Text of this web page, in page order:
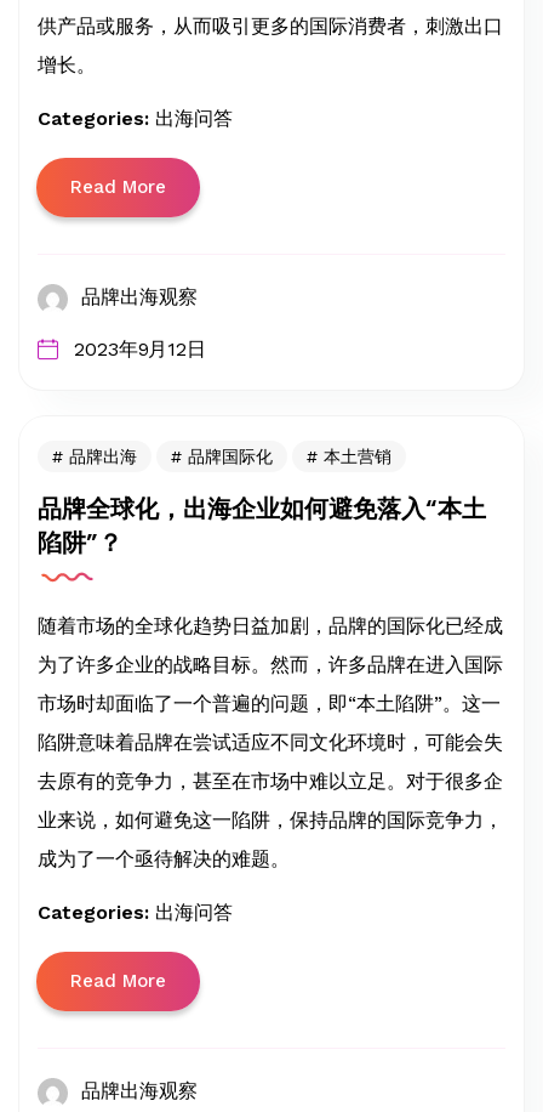
供产品或服务，从而吸引更多的国际消费者，刺激出口
增长。
Categories: 出海问答
Read More
品牌出海观察
2023年9月12日
品牌出海 品牌国际化 本土营销
品牌全球化，出海企业如何避免落入“本土
陷阱”？
随着市场的全球化趋势日益加剧，品牌的国际化已经成
为了许多企业的战略目标。然而，许多品牌在进入国际
市场时却面临了一个普遍的问题，即“本土陷阱”。这一
陷阱意味着品牌在尝试适应不同文化环境时，可能会失
去原有的竞争力，甚至在市场中难以立足。对于很多企
业来说，如何避免这一陷阱，保持品牌的国际竞争力，
成为了一个亟待解决的难题。
Categories: 出海问答
Read More
品牌出海观察